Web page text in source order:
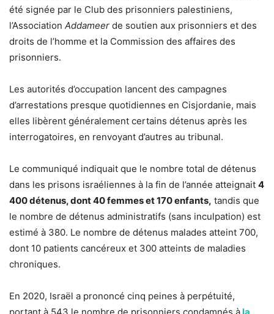
été signée par le Club des prisonniers palestiniens,
l’Association Addameer de soutien aux prisonniers et des
droits de l’homme et la Commission des affaires des
prisonniers.
Les autorités d’occupation lancent des campagnes
d’arrestations presque quotidiennes en Cisjordanie, mais
elles libèrent généralement certains détenus après les
interrogatoires, en renvoyant d’autres au tribunal.
Le communiqué indiquait que le nombre total de détenus
dans les prisons israéliennes à la fin de l’année atteignait 4
400 détenus, dont 40 femmes et 170 enfants, tandis que
le nombre de détenus administratifs (sans inculpation) est
estimé à 380. Le nombre de détenus malades atteint 700,
dont 10 patients cancéreux et 300 atteints de maladies
chroniques.
En 2020, Israël a prononcé cinq peines à perpétuité,
portant à 543 le nombre de prisonniers condamnés àla